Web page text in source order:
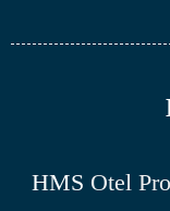
HMS Otel